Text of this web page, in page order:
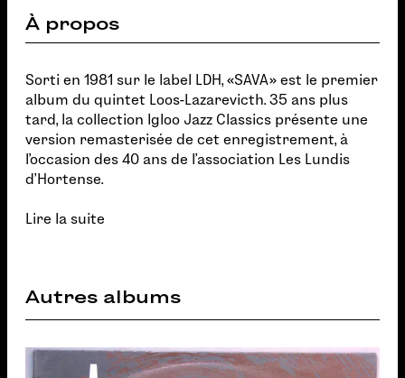
À propos
Sorti en 1981 sur le label LDH, «SAVA» est le premier
album du quintet Loos-Lazarevicth. 35 ans plus
tard, la collection Igloo Jazz Classics présente une
version remasterisée de cet enregistrement, à
l’occasion des 40 ans de l’association Les Lundis
d’Hortense.
Lire la suite
Autres albums